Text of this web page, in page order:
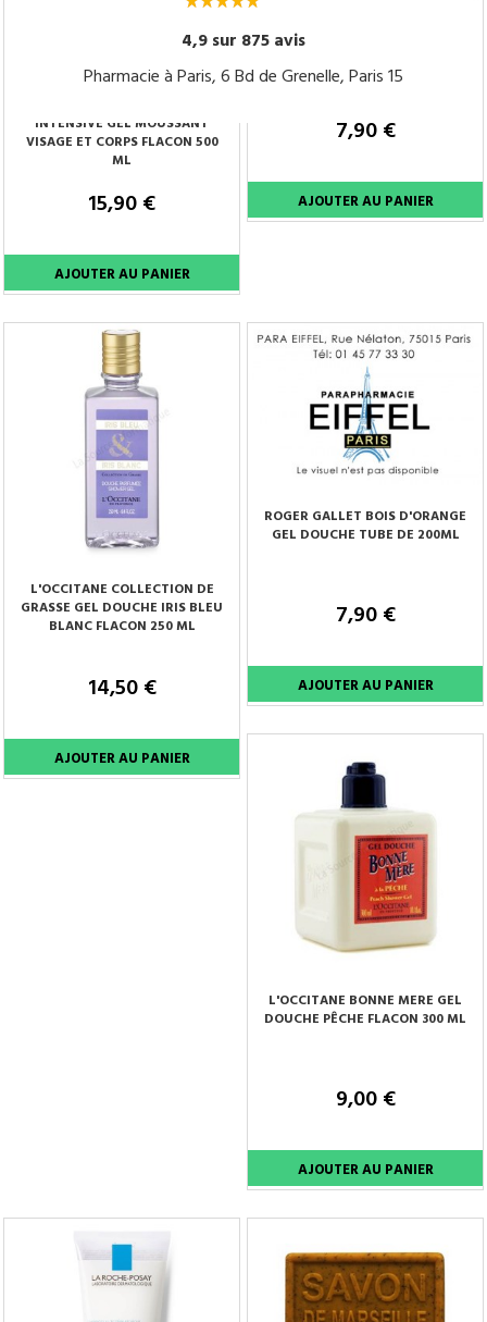
4,9 sur 875 avis
Pharmacie à Paris, 6 Bd de Grenelle, Paris 15
INTENSIVE GEL MOUSSANT
VISAGE ET CORPS FLACON 500
ML
15,90 €
ROGER GALLET FLEUR
D'OSMANTHUS GEL DOUCHE
TUBE DE 200ML
7,90 €
L'OCCITANE COLLECTION DE
GRASSE GEL DOUCHE IRIS BLEU
BLANC FLACON 250 ML
14,50 €
ROGER GALLET BOIS D'ORANGE
GEL DOUCHE TUBE DE 200ML
7,90 €
L'OCCITANE BONNE MERE GEL
DOUCHE PÊCHE FLACON 300 ML
9,00 €